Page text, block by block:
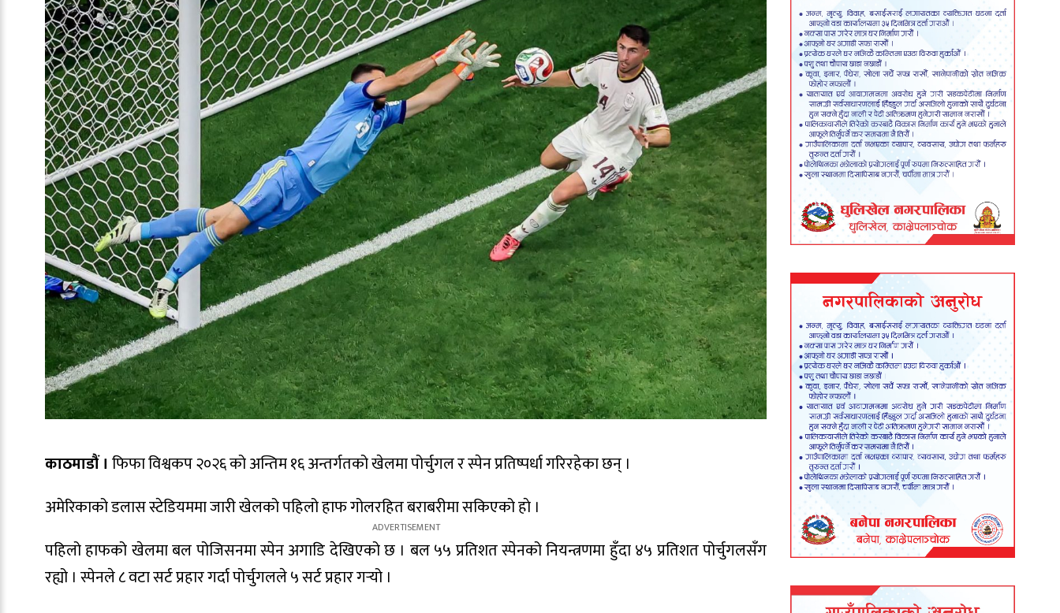
काठमाडौं । फिफा विश्वकप २०२६ को अन्तिम १६ अन्तर्गतको खेलमा पोर्चुगल र स्पेन प्रतिष्पर्धा गरिरहेका छन् ।
अमेरिकाको डलास स्टेडियममा जारी खेलको पहिलो हाफ गोलरहित बराबरीमा सकिएको हाे ।
पहिलो हाफको खेलमा बल पोजिसनमा स्पेन अगाडि देखिएको छ । बल ५५ प्रतिशत स्पेनको नियन्त्रणमा हुँदा ४५ प्रतिशत पोर्चुगलसँग
रह्यो । स्पेनले ८ वटा सर्ट प्रहार गर्दा पोर्चुगलले ५ सर्ट प्रहार गर्‍यो ।